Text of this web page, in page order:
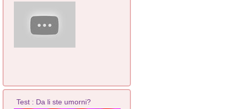
Test : Da li ste umorni?